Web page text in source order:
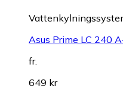
Asus Prime LC 240
fr.
649 kr